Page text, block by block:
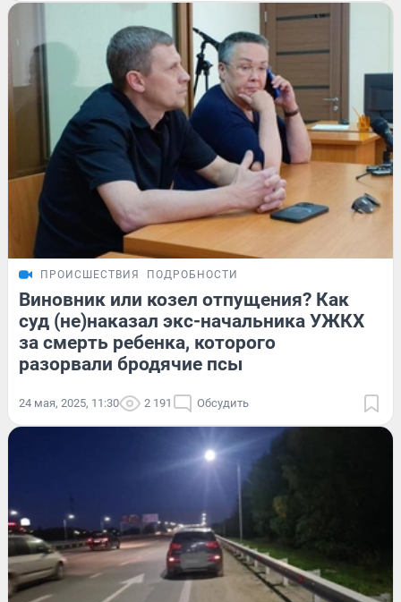
ПРОИСШЕСТВИЯ ПОДРОБНОСТИ
Виновник или козел отпущения? Как
суд (не)наказал экс-начальника УЖКХ
за смерть ребенка, которого
разорвали бродячие псы
24 мая, 2025, 11:30 2 191 Обсудить